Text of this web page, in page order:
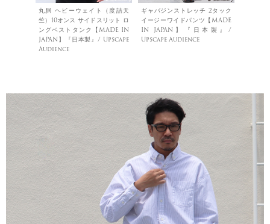
丸胴 ヘビーウェイト（度詰天
竺）10オンス サイドスリット ロ
ングベストタンク【MADE IN
JAPAN】『日本製』/ Upscape
Audience
ギャバジンストレッチ 2タック
イージーワイドパンツ【MADE
IN JAPAN】『日本製』/
Upscape Audience